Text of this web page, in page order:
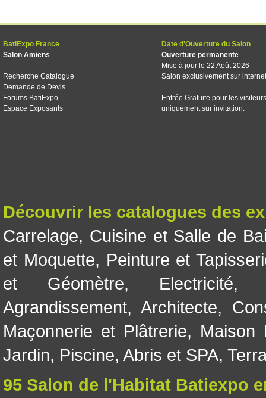
BatiExpo France
Salon Amiens
Recherche Catalogue
Demande de Devis
Forums BatiExpo
Espace Exposants
Date d'Ouverture du Salon
Ouverture permanente
Mise à jour le 22 Août 2026
Salon exclusivement sur internet
Entrée Gratuite pour les visiteurs
uniquement sur invitation.
Découvrir les catalogues des
Carrelage, Cuisine et Salle de
et Moquette, Peinture et
et Géomètre, Electricité
Agrandissement, Architecte,
Maçonnerie et Plâtrerie, Maison
Jardin, Piscine, Abris et SPA,
95 Salon de l'Habitat Batiexpo